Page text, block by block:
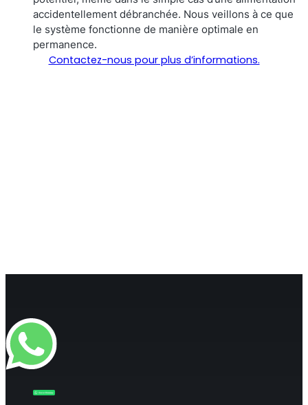
accidentellement débranchée. Nous veillons à ce que
le système fonctionne de manière optimale en
permanence.
Contactez-nous pour plus d’informations.